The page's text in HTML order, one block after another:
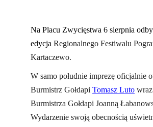
Na Placu Zwycięstwa 6 sierpnia
edycja Regionalnego Festiwalu
Kartaczewo.
W samo południe imprezę oficjalnie
Burmistrz Gołdapi Tomasz Luto
Burmistrza Gołdapi Joanną
Wydarzenie swoją obecnością